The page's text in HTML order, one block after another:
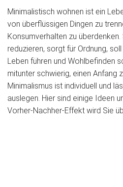
Minimalistisch wohnen ist ein
von überflüssigen Dingen zu
Konsumverhalten zu
reduzieren, sorgt für Ordnung,
Leben führen und Wohlbefinden
mitunter schwierig, einen Anfang
Minimalismus ist individuell und
auslegen. Hier sind einige Ideen
Vorher-Nachher-Effekt wird Sie